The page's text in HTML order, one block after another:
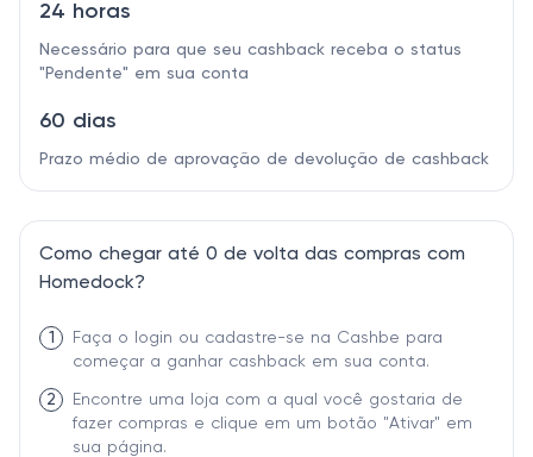
24 horas
Necessário para que seu cashback receba o status
"Pendente" em sua conta
60 dias
Prazo médio de aprovação de devolução de cashback
Como chegar até 0 de volta das compras com
Homedock?
1
Faça o login ou cadastre-se na Cashbe para
começar a ganhar cashback em sua conta.
2
Encontre uma loja com a qual você gostaria de
fazer compras e clique em um botão "Ativar" em
sua página.